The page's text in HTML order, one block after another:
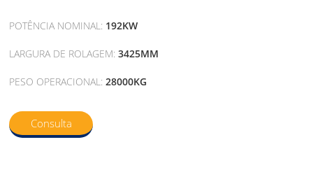
POTÊNCIA NOMINAL: 192KW
LARGURA DE ROLAGEM:3425MM
PESO OPERACIONAL:28000KG
Consulta